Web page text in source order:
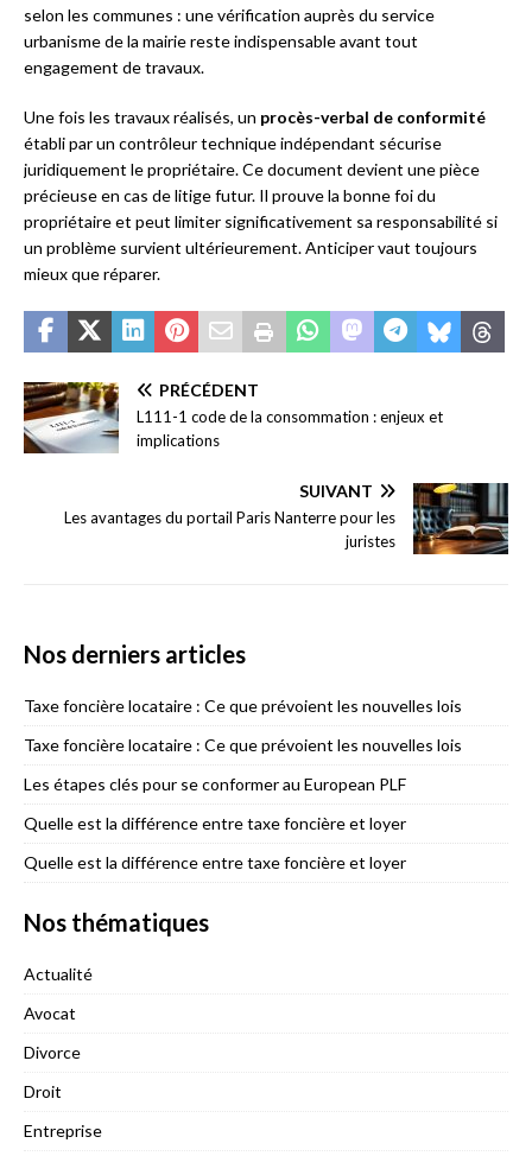
selon les communes : une vérification auprès du service
urbanisme de la mairie reste indispensable avant tout
engagement de travaux.
Une fois les travaux réalisés, un procès-verbal de conformité
établi par un contrôleur technique indépendant sécurise
juridiquement le propriétaire. Ce document devient une pièce
précieuse en cas de litige futur. Il prouve la bonne foi du
propriétaire et peut limiter significativement sa responsabilité si
un problème survient ultérieurement. Anticiper vaut toujours
mieux que réparer.
PRÉCÉDENT
L111-1 code de la consommation : enjeux et
implications
SUIVANT
Les avantages du portail Paris Nanterre pour les
juristes
Nos derniers articles
Taxe foncière locataire : Ce que prévoient les nouvelles lois
Taxe foncière locataire : Ce que prévoient les nouvelles lois
Les étapes clés pour se conformer au European PLF
Quelle est la différence entre taxe foncière et loyer
Quelle est la différence entre taxe foncière et loyer
Nos thématiques
Actualité
Avocat
Divorce
Droit
Entreprise